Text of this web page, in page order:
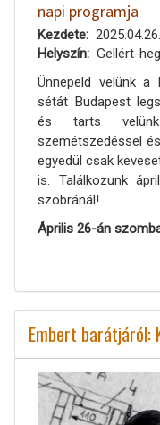
napi programja
Kezdete
Helyszín
Gellért-
Ünnepeld velünk a
sétát Budapest
és tarts
szemétszedéssel
egyedül csak
is. Találkozunk
szobránál!
Április 26-án
Embert barátjáról: